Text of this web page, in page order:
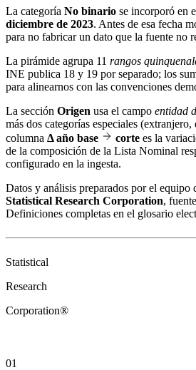
La categoría No binario se incorporó en
diciembre de 2023. Antes de esa fecha
para no fabricar un dato que la fuente no
La pirámide agrupa 11 rangos
INE publica 18 y 19 por separado; los
para alinearnos con las convenciones
La sección Origen usa el campo entidad
más dos categorías especiales
columna Δ año base corte es la
de la composición de la Lista Nominal
configurado en la ingesta.
Datos y análisis preparados por el equipo
Statistical Research Corporation,
Definiciones completas en el glosario
Statistical
Research
Corporation®
01